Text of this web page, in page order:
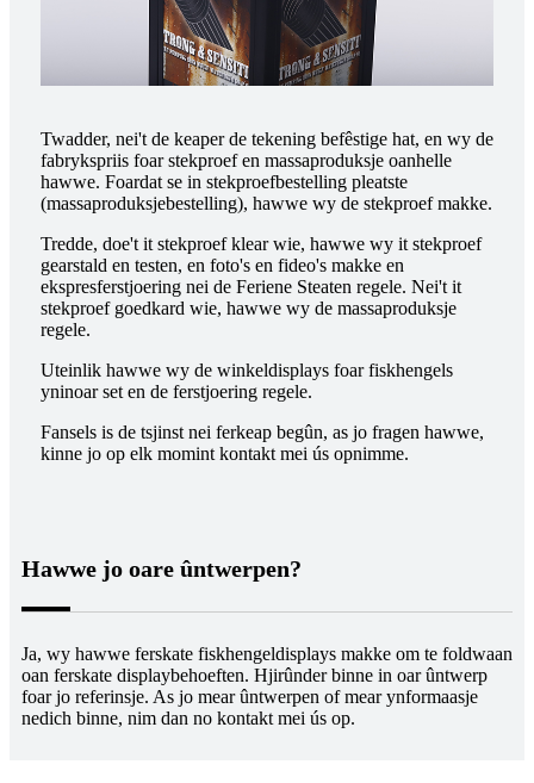
Twadder, nei't de keaper de tekening befêstige hat, en wy de
fabrykspriis foar stekproef en massaproduksje oanhelle
hawwe. Foardat se in stekproefbestelling pleatste
(massaproduksjebestelling), hawwe wy de stekproef makke.
Tredde, doe't it stekproef klear wie, hawwe wy it stekproef
gearstald en testen, en foto's en fideo's makke en
ekspresferstjoering nei de Feriene Steaten regele. Nei't it
stekproef goedkard wie, hawwe wy de massaproduksje
regele.
Uteinlik hawwe wy de winkeldisplays foar fiskhengels
yninoar set en de ferstjoering regele.
Fansels is de tsjinst nei ferkeap begûn, as jo fragen hawwe,
kinne jo op elk momint kontakt mei ús opnimme.
Hawwe jo oare ûntwerpen?
Ja, wy hawwe ferskate fiskhengeldisplays makke om te foldwaan
oan ferskate displaybehoeften. Hjirûnder binne in oar ûntwerp
foar jo referinsje. As jo ​​mear ûntwerpen of mear ynformaasje
nedich binne, nim dan no kontakt mei ús op.